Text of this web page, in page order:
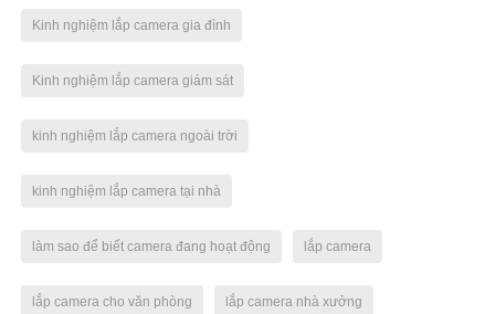
Kinh nghiệm lắp camera gia đình
Kinh nghiệm lắp camera giám sát
kinh nghiệm lắp camera ngoài trời
kinh nghiệm lắp camera tại nhà
làm sao để biết camera đang hoạt động lắp camera
lắp camera cho văn phòng lắp camera nhà xưởng